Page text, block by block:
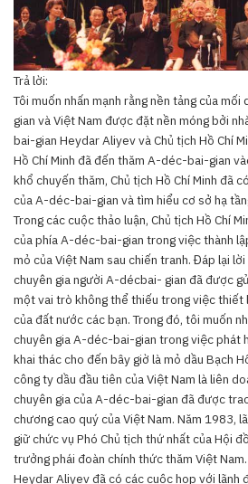
Trả lời:
Tôi muốn nhấn mạnh rằng nền tảng của
gian và Việt Nam được đặt nền móng bởi
bai-gian Heydar Aliyev và Chủ tịch Hồ Chí
Hồ Chí Minh đã đến thăm A-déc-bai-gian
khổ chuyến thăm, Chủ tịch Hồ Chí Minh đã
của A-déc-bai-gian và tìm hiểu cơ sở hạ
Trong các cuộc thảo luận, Chủ tịch Hồ Chí
của phía A-déc-bai-gian trong việc thành
mỏ của Việt Nam sau chiến tranh. Đáp lại lời
chuyên gia người A-décbai- gian đã được
một vai trò không thể thiếu trong việc thiết
của đất nước các bạn. Trong đó, tôi muốn
chuyên gia A-déc-bai-gian trong việc phát
khai thác cho đến bây giờ là mỏ dầu Bạch
công ty dầu đầu tiên của Việt Nam là liên
chuyên gia của A-déc-bai-gian đã được
chương cao quý của Việt Nam. Năm 1983,
giữ chức vụ Phó Chủ tịch thứ nhất của Hội
trưởng phái đoàn chính thức thăm Việt
Heydar Aliyev đã có các cuộc họp với lãnh